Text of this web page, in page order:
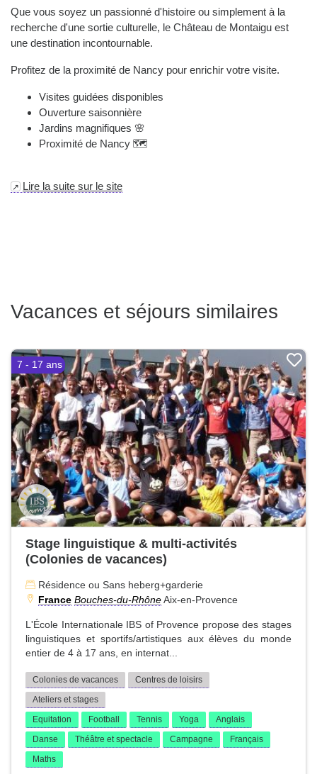
Que vous soyez un passionné d'histoire ou simplement à la
recherche d'une sortie culturelle, le Château de Montaigu est
une destination incontournable.
Profitez de la proximité de Nancy pour enrichir votre visite.
Visites guidées disponibles
Ouverture saisonnière
Jardins magnifiques 🌸
Proximité de Nancy 🗺️
Lire la suite sur le site
Vacances et séjours similaires
7 - 17 ans
Stage linguistique & multi-activités
(Colonies de vacances)
Résidence ou Sans heberg+garderie
France Bouches-du-RhôneAix-en-Provence
L'École Internationale IBS of Provence propose des stages
linguistiques et sportifs/artistiques aux élèves du monde
entier de 4 à 17 ans, en internat...
Colonies de vacances
Centres de loisirs
Ateliers et stages
Equitation
Football Tennis Yoga
Anglais
Danse
Théâtre et spectacle Campagne
Français
Maths